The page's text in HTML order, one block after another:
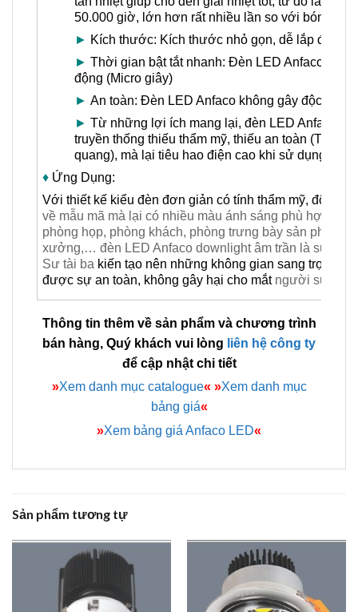
50.000 giờ, lớn hơn rất nhiều lần so với bóng
► Kích thước: Kích thước nhỏ gọn, dễ lắp đặt
► Thời gian bật tắt nhanh: Đèn LED Anfaco có
động (Micro giây)
► An toàn: Đèn LED Anfaco không gây độc hại,
► Từ những lợi ích mang lại, đèn LED Anfaco là
truyền thống thiếu thẩm mỹ, thiếu an toàn (Thậm
quang), mà lại tiêu hao điện cao khi sử dụng
♦ Ứng Dụng:
Với thiết kế kiểu đèn đơn giản có tính thẩm mỹ, độ
về mẫu mã mà lại có nhiều màu ánh sáng phù hợp
phòng họp, phòng khách, phòng trưng bày sản phẩm,
xưởng,… đèn LED Anfaco downlight âm trần là sự lựa
Sư tài ba kiến tạo nên những không gian sang trọng,
được sự an toàn, không gây hại cho mắt người sử
Thông tin thêm về sản phẩm và chương trình
bán hàng, Quý khách vui lòng liên hệ công ty
để cập nhật chi tiết
»Xem danh mục catalogue« »Xem danh mục
bảng giá«
»Xem bảng giá Anfaco LED«
Sản phẩm tương tự